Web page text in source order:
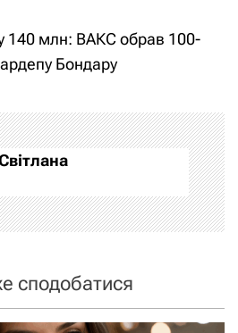
140 млн: ВАКС обрав 100-
Бондару
сподобатися